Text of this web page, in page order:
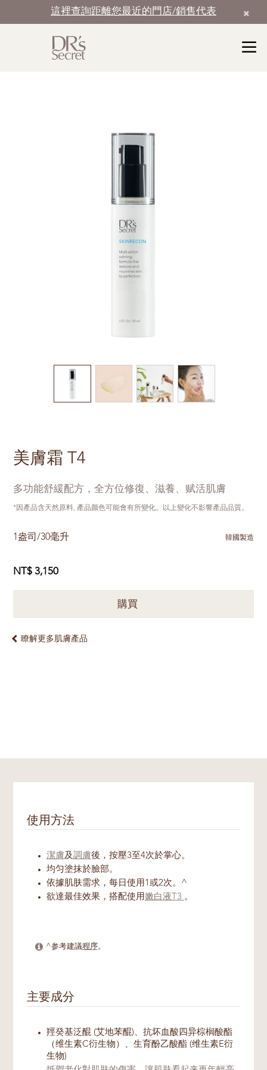
這裡查詢距離您最近的門店/銷售代表
美膚霜 T4
多功能舒緩配方，全方位修復、滋養、赋活肌膚
*因產品含天然原料, 產品颜色可能會有所變化。以上變化不影響產品品質。
1盎司/30毫升 韓國製造
NT$ 3,150
購買
瞭解更多肌膚產品
使用方法
潔膚及 調膚後，按壓3至4次於掌心。
均匀塗抹於臉部。
依據肌肤需求，每日使用1或2次。^
欲達最佳效果，搭配使用嫩白液T3 。
^参考建議程序。
主要成分
羥癸基泛醌 (艾地苯醌)、抗坏血酸四异棕榈酸酯
（维生素C衍生物）、生育酚乙酸酯 (维生素E衍
生物)